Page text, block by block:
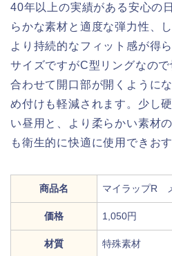
40年以上の実績がある安心の
らかな素材と適度な弾力性、
より持続的なフィット感が得
サイズですがC型リングなの
合わせて開口部が開くように
め付けも軽減されます。少し
い昼用と、より柔らかい素材
も衛生的に快適に使用できお
商品名 マイラップR
価格 1,050円
材質 特殊素材